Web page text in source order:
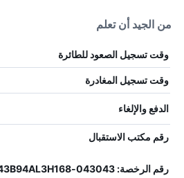
من الجيد أن تعلم
وقت تسجيل الصعود للطائرة
وقت تسجيل المغادرة
الدفع والإلغاء
رقم مكتب الاستقبال
رقم الرخصة: 043043-CHT-00003, IT043043B94AL3H168